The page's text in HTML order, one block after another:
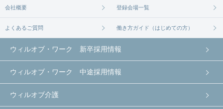
会社概要 登録会場一覧
よくあるご質問 働き方ガイド（はじめての方）
ウィルオブ・ワーク 新卒採用情報
ウィルオブ・ワーク 中途採用情報
ウィルオブ介護